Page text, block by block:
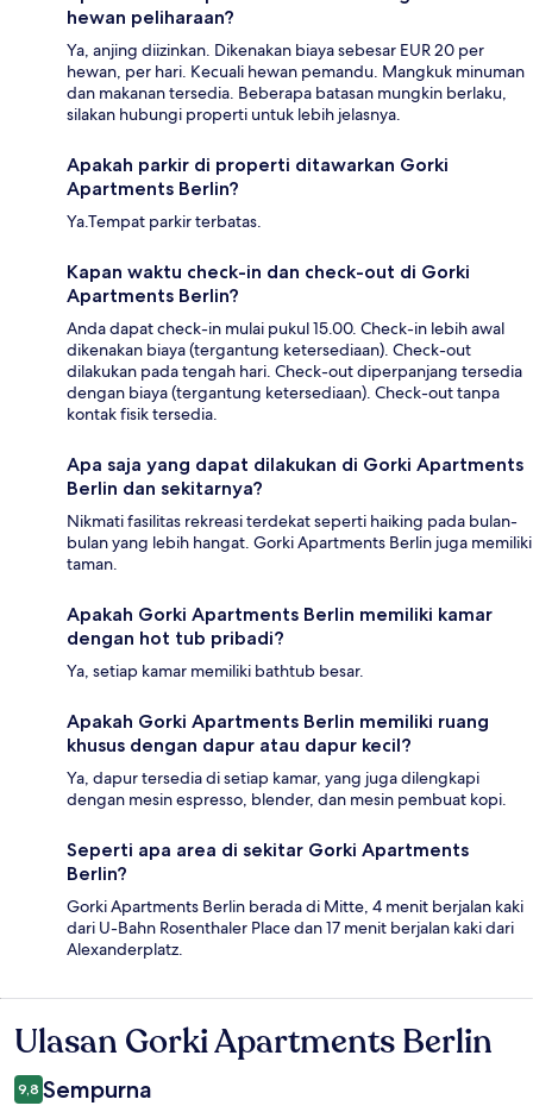
hewan peliharaan?
Ya, anjing diizinkan. Dikenakan biaya sebesar EUR 20 per
hewan, per hari. Kecuali hewan pemandu. Mangkuk minuman
dan makanan tersedia. Beberapa batasan mungkin berlaku,
silakan hubungi properti untuk lebih jelasnya.
Apakah parkir di properti ditawarkan Gorki
Apartments Berlin?
Ya.Tempat parkir terbatas.
Kapan waktu check-in dan check-out di Gorki
Apartments Berlin?
Anda dapat check-in mulai pukul 15.00. Check-in lebih awal
dikenakan biaya (tergantung ketersediaan). Check-out
dilakukan pada tengah hari. Check-out diperpanjang tersedia
dengan biaya (tergantung ketersediaan). Check-out tanpa
kontak fisik tersedia.
Apa saja yang dapat dilakukan di Gorki Apartments
Berlin dan sekitarnya?
Nikmati fasilitas rekreasi terdekat seperti haiking pada bulan-
bulan yang lebih hangat. Gorki Apartments Berlin juga memiliki
taman.
Apakah Gorki Apartments Berlin memiliki kamar
dengan hot tub pribadi?
Ya, setiap kamar memiliki bathtub besar.
Apakah Gorki Apartments Berlin memiliki ruang
khusus dengan dapur atau dapur kecil?
Ya, dapur tersedia di setiap kamar, yang juga dilengkapi
dengan mesin espresso, blender, dan mesin pembuat kopi.
Seperti apa area di sekitar Gorki Apartments
Berlin?
Gorki Apartments Berlin berada di Mitte, 4 menit berjalan kaki
dari U-Bahn Rosenthaler Place dan 17 menit berjalan kaki dari
Alexanderplatz.
Ulasan
Ulasan Gorki Apartments Berlin
9,8 Sempurna